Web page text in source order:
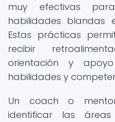
muy efectivas
habilidades blandas
Estas prácticas
recibir
orientación y
habilidades y
Un coach o
identificar las